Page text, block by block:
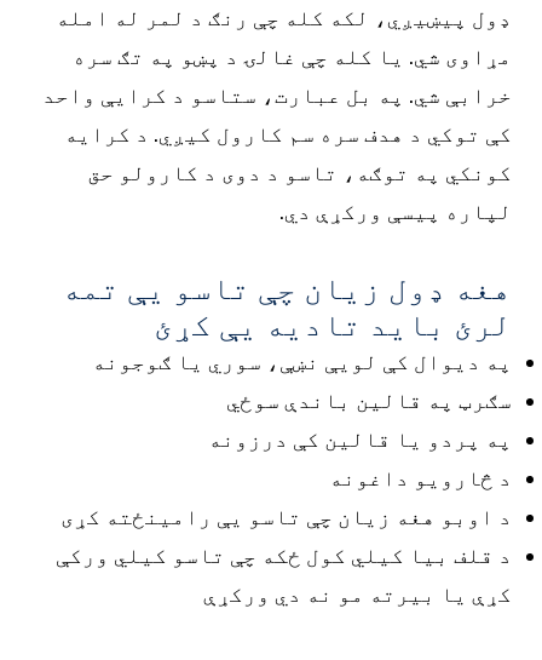
ډول پیښیږي، لکه کله چې رنګ د لمر له امله
مړاوی شي. یا کله چې غالۍ د پښو په تګ سره
خرابې شي. په بل عبارت، ستاسو د کرایې واحد
کې توکي د هدف سره سم کارول کیږي. د کرایه
کونکي په توګه، تاسو د دوی د کارولو حق
لپاره پیسې ورکړې دي.
هغه ډول زیان چې تاسو یې تمه
لرئ باید تادیه یې کړئ
په دیوال کې لویې نښې، سوري یا ګوجونه
سګرټ په قالین باندې سوځي
په پردو یا قالین کې درزونه
د څارویو داغونه
د اوبو هغه زیان چې تاسو یې رامینځته کړی
د قلف بیا کیلي کول ځکه چې تاسو کیلي ورکې
کړې یا بیرته مو نه دي ورکړې